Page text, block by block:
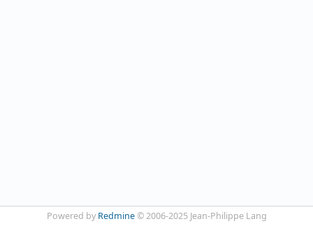
Powered by Redmine© 2006-2025 Jean-Philippe Lang